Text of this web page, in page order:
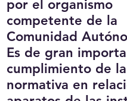
por el organismo
competente de la
Comunidad
Es de gran
cumplimiento de la
normativa en